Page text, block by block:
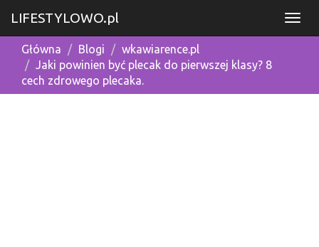
LIFESTYLOWO.pl
Główna Blogi
wkawiarence.pl
Jaki powinien być plecak do pierwszej klasy? 8
cech zdrowego plecaka.